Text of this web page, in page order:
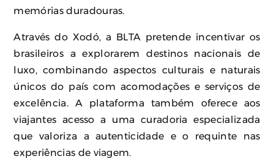
memórias duradouras.
Através do Xodó, a BLTA pretende incentivar os
brasileiros a explorarem destinos nacionais de
luxo, combinando aspectos culturais e naturais
únicos do país com acomodações e serviços de
excelência. A plataforma também oferece aos
viajantes acesso a uma curadoria especializada
que valoriza a autenticidade e o requinte nas
experiências de viagem.